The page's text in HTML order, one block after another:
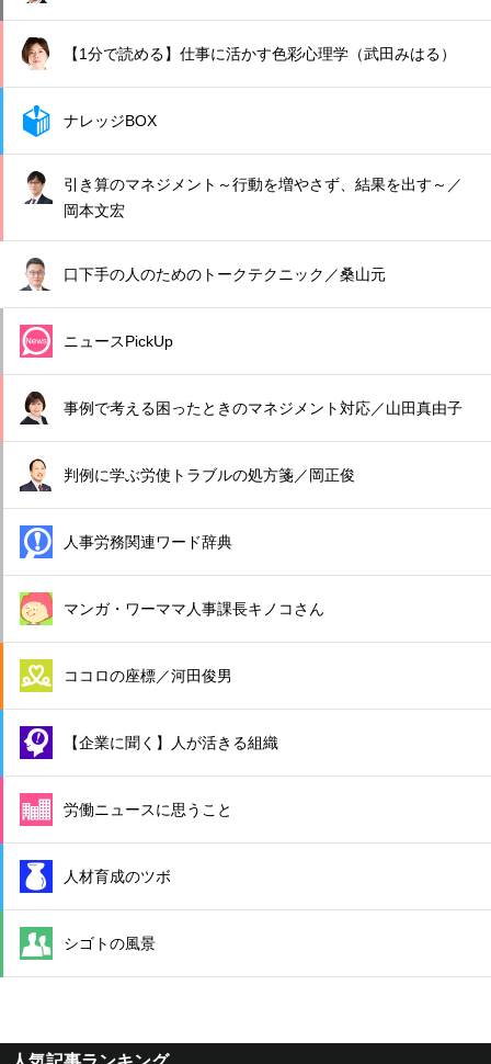
【1分で読める】仕事に活かす色彩心理学（武田みはる）
ナレッジBOX
引き算のマネジメント～行動を増やさず、結果を出す～／
岡本文宏
口下手の人のためのトークテクニック／桑山元
ニュースPickUp
事例で考える困ったときのマネジメント対応／山田真由子
判例に学ぶ労使トラブルの処方箋／岡正俊
人事労務関連ワード辞典
マンガ・ワーママ人事課長キノコさん
ココロの座標／河田俊男
【企業に聞く】人が活きる組織
労働ニュースに思うこと
人材育成のツボ
シゴトの風景